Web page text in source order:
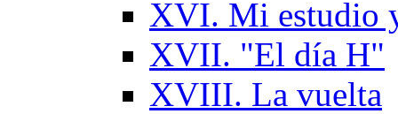
XVI. Mi estudio
XVII. "El día H"
XVIII. La vuelta